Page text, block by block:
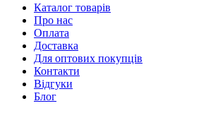
Каталог товарів
Про нас
Оплата
Доставка
Для оптових покупців
Контакти
Відгуки
Блог